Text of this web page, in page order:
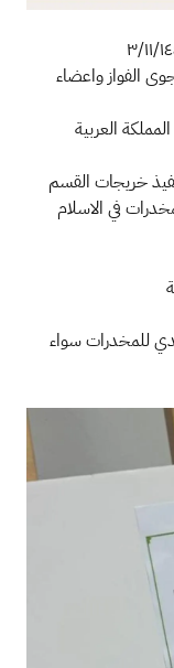
الفواز واعضاء
العربية
خريجات القسم
في الاسلام
للمخدرات سواء